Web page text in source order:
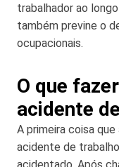
trabalhador ao
também previne o
ocupacionais.
O que
acidente
A primeira coisa
acidente de